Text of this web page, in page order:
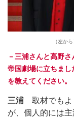
（左か
－三浦さんと高野
帝国劇場に立ちまし
を教えてください。
三浦 取材でもよ
が、個人的には